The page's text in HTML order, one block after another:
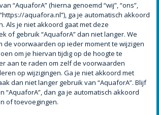
“AquaforA” (hierna genoemd “wij”, “ons”,
“https://aquafora.nl”), ga je automatisch akkoord
Als je niet akkoord gaat met deze
of gebruik “AquaforA” dan niet langer. We
de voorwaarden op ieder moment te wijzigen
om je hiervan tijdig op de hoogte te
aan te raden om zelf de voorwaarden
op wijzigingen. Ga je niet akkoord met
dan niet langer gebruik van “AquaforA”. Blijf
“AquaforA”, dan ga je automatisch akkoord
of toevoegingen.